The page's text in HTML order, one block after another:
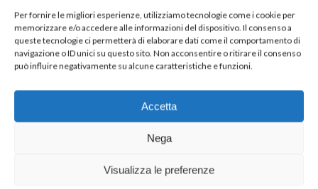
Per fornire le migliori esperienze, utilizziamo tecnologie come i cookie per
memorizzare e/o accedere alle informazioni del dispositivo. Il consenso a
queste tecnologie ci permetterà di elaborare dati come il comportamento di
navigazione o ID unici su questo sito. Non acconsentire o ritirare il consenso
può influire negativamente su alcune caratteristiche e funzioni.
Accetta
Nega
Visualizza le preferenze
Next Post
MONTANA (INALCA) SPONSOR DEL
VILLAGGIO COLDIRETTI A MATERA